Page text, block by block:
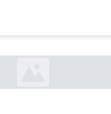
à l'IA utilisant